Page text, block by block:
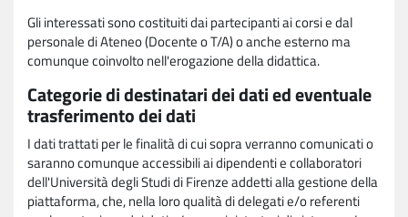
Gli interessati sono costituiti dai partecipanti ai corsi e dal
personale di Ateneo (Docente o T/A) o anche esterno ma
comunque coinvolto nell'erogazione della didattica.
Categorie di destinatari dei dati ed eventuale
trasferimento dei dati
I dati trattati per le finalità di cui sopra verranno comunicati o
saranno comunque accessibili ai dipendenti e collaboratori
dell'Università degli Studi di Firenze addetti alla gestione della
piattaforma, che, nella loro qualità di delegati e/o referenti